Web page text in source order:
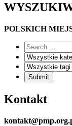
POLSKICH
Kontakt